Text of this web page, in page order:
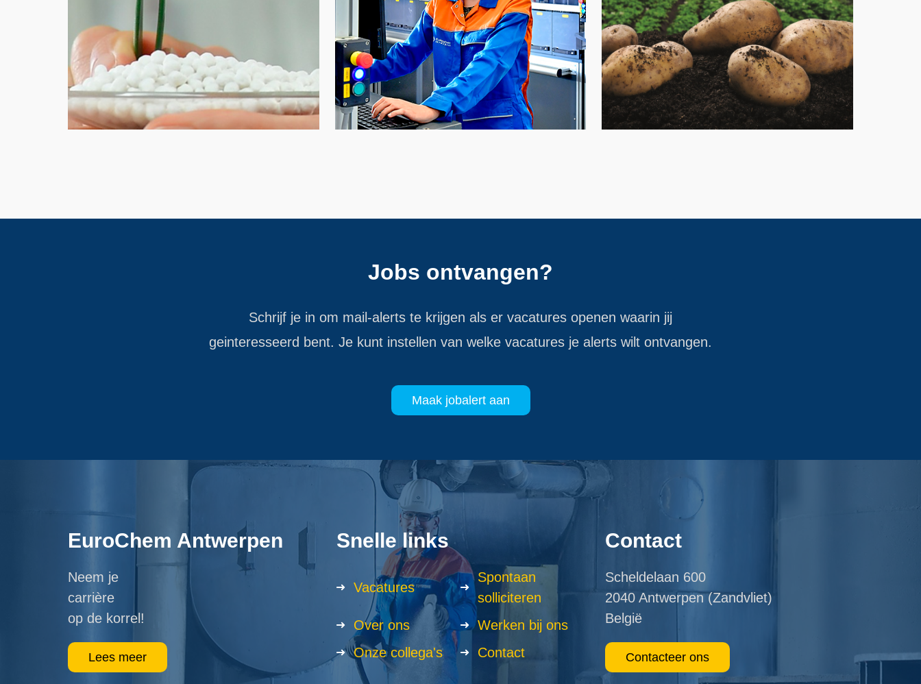
Jobs ontvangen?
Schrijf je in om mail-alerts te krijgen als er vacatures openen waarin jij
geinteresseerd bent. Je kunt instellen van welke vacatures je alerts wilt ontvangen.
Maak jobalert aan
EuroChem Antwerpen
Neem je
carrière
op de korrel!
Lees meer
Snelle links
Vacatures
Spontaan
solliciteren
Over ons
Werken bij ons
Onze collega's
Contact
Contact
Scheldelaan 600
2040 Antwerpen (Zandvliet)
België
Contacteer ons